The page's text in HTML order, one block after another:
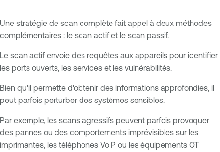
Une stratégie de scan complète fait appel à deux méthodes
complémentaires : le scan actif et le scan passif.
Le scan actif envoie des requêtes aux appareils pour identifier
les ports ouverts, les services et les vulnérabilités.
Bien qu'il permette d'obtenir des informations approfondies, il
peut parfois perturber des systèmes sensibles.
Par exemple, les scans agressifs peuvent parfois provoquer
des pannes ou des comportements imprévisibles sur les
imprimantes, les téléphones VoIP ou les équipements OT